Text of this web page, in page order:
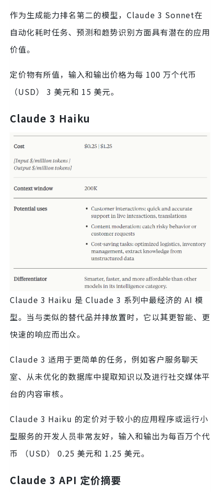
作为生成能力排名第二的模型，Claude 3 Sonnet在
自动化耗时任务、预测和趋势识别方面具有潜在的应用
价值。
定价物有所值，输入和输出价格为每 100 万个代币
（USD） 3 美元和 15 美元。
Claude 3 Haiku
Claude 3 Haiku 是 Cluade 3 系列中最经济的 AI 模
型。当与类似的替代品并排放置时，它以其更智能、更
快速的响应而出众。
Claude 3 适用于更简单的任务，例如客户服务聊天
室、从未优化的数据库中提取知识以及进行社交媒体平
台的内容审核。
Claude 3 Haiku 的定价对于较小的应用程序或运行小
型服务的开发人员非常友好，输入和输出为每百万个代
币 （USD） 0.25 美元和 1.25 美元。
Claude 3 API 定价摘要